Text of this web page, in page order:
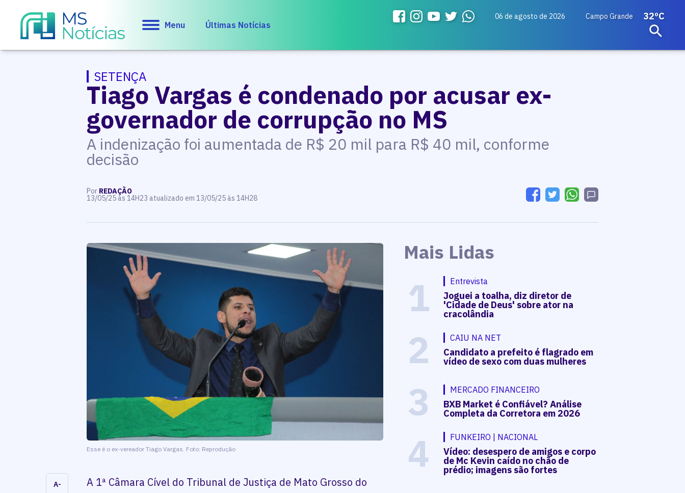
Menu Últimas Notícias
06 de agosto de 2026 Campo Grande 32ºC
SETENÇA
Tiago Vargas é condenado por acusar ex-
governador de corrupção no MS
A indenização foi aumentada de R$ 20 mil para R$ 40 mil, conforme
decisão
Por REDAÇÃO
13/05/25 às 14H23 atualizado em 13/05/25 às 14H28
Esse é o ex-vereador Tiago Vargas. Foto: Reprodução
A-
A 1ª Câmara Cível do Tribunal de Justiça de Mato Grosso do
Mais Lidas
1 Entrevista
Joguei a toalha, diz diretor de
'Cidade de Deus' sobre ator na
cracolândia
2 CAIU NA NET
Candidato a prefeito é flagrado em
vídeo de sexo com duas mulheres
3 MERCADO FINANCEIRO
BXB Market é Confiável? Análise
Completa da Corretora em 2026
4 FUNKEIRO | NACIONAL
Vídeo: desespero de amigos e corpo
de Mc Kevin caído no chão de
prédio; imagens são fortes